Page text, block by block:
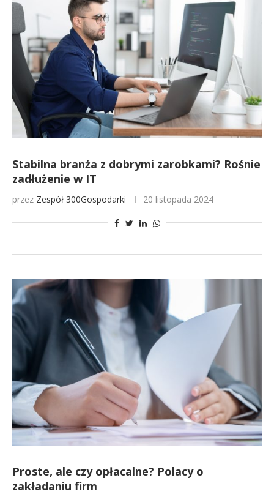
Stabilna branża z dobrymi zarobkami? Rośnie
zadłużenie w IT
przez Zespół 300Gospodarki 20 listopada 2024
Proste, ale czy opłacalne? Polacy o
zakładaniu firm